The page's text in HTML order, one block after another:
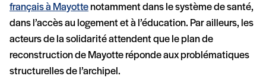
français à Mayotte notamment dans le système de santé,
dans l’accès au logement et à l’éducation. Par ailleurs, les
acteurs de la solidarité attendent que le plan de
reconstruction de Mayotte réponde aux problématiques
structurelles de l’archipel.